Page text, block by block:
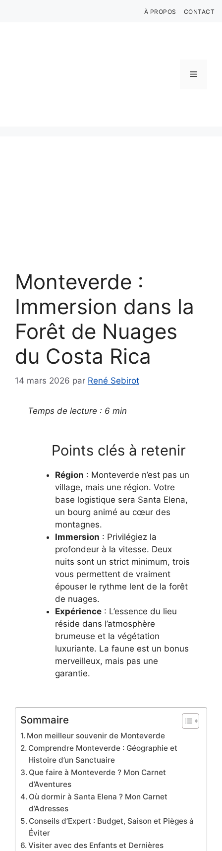
À PROPOS CONTACT
Menu
Monteverde :
Immersion dans la
Forêt de Nuages
du Costa Rica
14 mars 2026 par René Sebirot
Temps de lecture : 6 min
Points clés à retenir
Région : Monteverde n’est pas un
village, mais une région. Votre
base logistique sera Santa Elena,
un bourg animé au cœur des
montagnes.
Immersion : Privilégiez la
profondeur à la vitesse. Deux
nuits sont un strict minimum, trois
vous permettent de vraiment
épouser le rythme lent de la forêt
de nuages.
Expérience : L’essence du lieu
réside dans l’atmosphère
brumeuse et la végétation
luxuriante. La faune est un bonus
merveilleux, mais pas une
garantie.
Sommaire
Mon meilleur souvenir de Monteverde
Comprendre Monteverde : Géographie et
Histoire d’un Sanctuaire
Que faire à Monteverde ? Mon Carnet
d’Aventures
Où dormir à Santa Elena ? Mon Carnet
d’Adresses
Conseils d’Expert : Budget, Saison et Pièges à
Éviter
Visiter avec des Enfants et Dernières